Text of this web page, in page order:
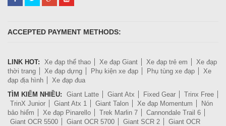
ACCEPTED PAYMENT METHODS:
LINK HOT: Xe đạp thể thao Xe đạp Giant Xe đạp trẻ em
Xe đạp
thời trang
Xe đạp dựng Phụ kiện xe đạp Phụ tùng xe đạp
Xe
đạp địa hình
Xe đạp đua
TÌM KIẾM NHIỀU:
Giant Latte Giant Atx Fixed Gear
Trinx Free
TrinX Junior
Giant Atx 1 Giant Talon Xe đạp Momentum
Nón
bảo hiểm
Xe đạp Pinarello Trek Marlin 7
Cannondale Trail 6
Giant OCR 5500
Giant OCR 5700 Giant SCR 2
Giant OCR